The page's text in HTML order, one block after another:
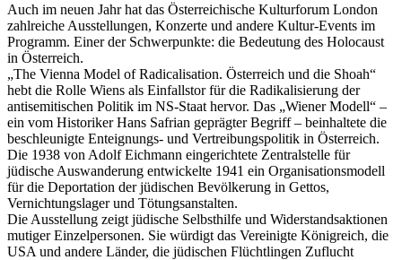
Auch im neuen Jahr hat das Österreichische Kulturforum London
zahlreiche Ausstellungen, Konzerte und andere Kultur-Events im
Programm. Einer der Schwerpunkte: die Bedeutung des Holocaust
in Österreich.
„The Vienna Model of Radicalisation. Österreich und die Shoah“
hebt die Rolle Wiens als Einfallstor für die Radikalisierung der
antisemitischen Politik im NS-Staat hervor. Das „Wiener Modell“ –
ein vom Historiker Hans Safrian geprägter Begriff – beinhaltete die
beschleunigte Enteignungs- und Vertreibungspolitik in Österreich.
Die 1938 von Adolf Eichmann eingerichtete Zentralstelle für
jüdische Auswanderung entwickelte 1941 ein Organisationsmodell
für die Deportation der jüdischen Bevölkerung in Gettos,
Vernichtungslager und Tötungsanstalten.
Die Ausstellung zeigt jüdische Selbsthilfe und Widerstandsaktionen
mutiger Einzelpersonen. Sie würdigt das Vereinigte Königreich, die
USA und andere Länder, die jüdischen Flüchtlingen Zuflucht